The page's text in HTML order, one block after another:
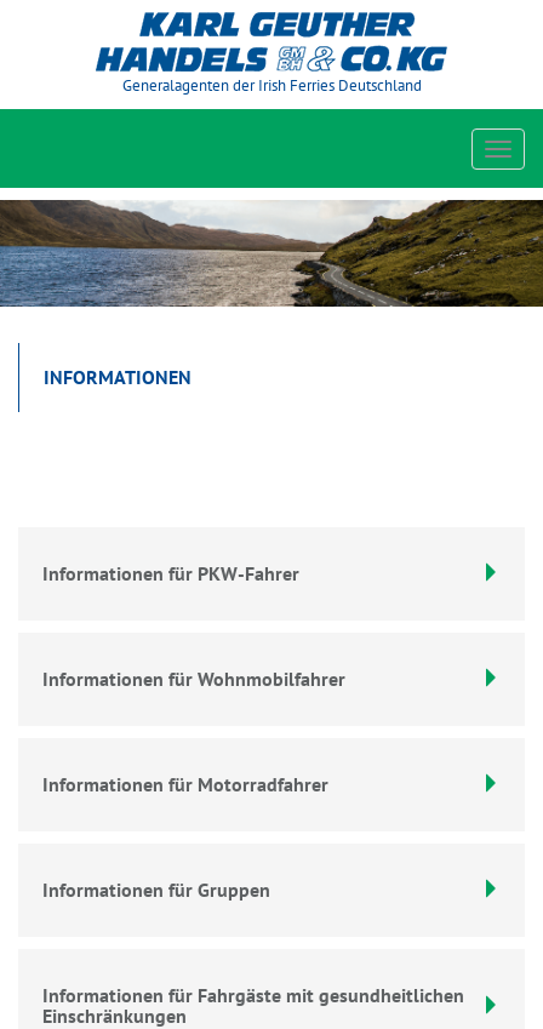
Generalagenten der Irish Ferries Deutschland
INFORMATIONEN
Informationen für PKW-Fahrer
Informationen für Wohnmobilfahrer
Informationen für Motorradfahrer
Informationen für Gruppen
Informationen für Fahrgäste mit gesundheitlichen
Einschränkungen